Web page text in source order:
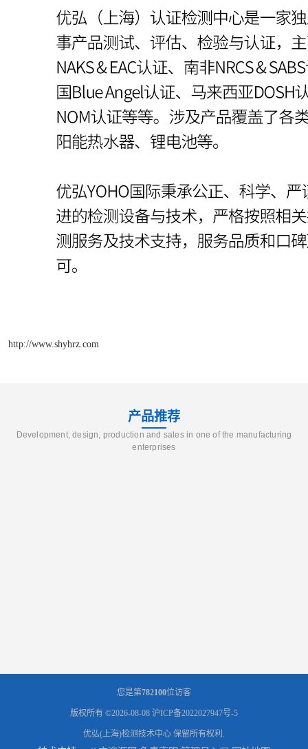
http://www.shyhrz.com
产品推荐
Development, design, production and sales in one of the manufacturing
enterprises
您是第782100位访客
版权所有 ©2026-08-08 沪ICP备2022027947号-5
优弘(上海)检测技术中心 保留所有权利.